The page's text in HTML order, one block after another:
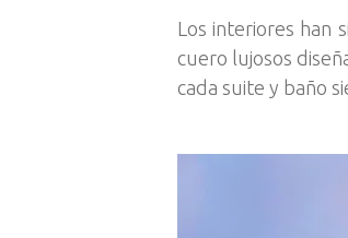
Los interiores han
cuero lujosos
cada suite y baño